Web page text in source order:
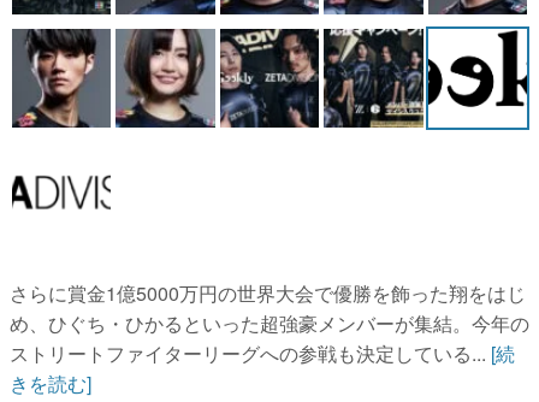
電ファミニコゲーマーとは？
運営：株式会社マレ
さらに賞金1億5000万円の世界大会で優勝を飾った翔をはじ
め、ひぐち・ひかるといった超強豪メンバーが集結。今年の
ストリートファイターリーグへの参戦も決定している... [続
きを読む]